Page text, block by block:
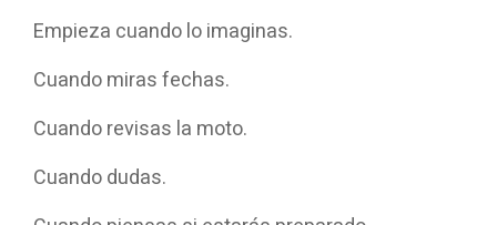
Empieza cuando lo imaginas.
Cuando miras fechas.
Cuando revisas la moto.
Cuando dudas.